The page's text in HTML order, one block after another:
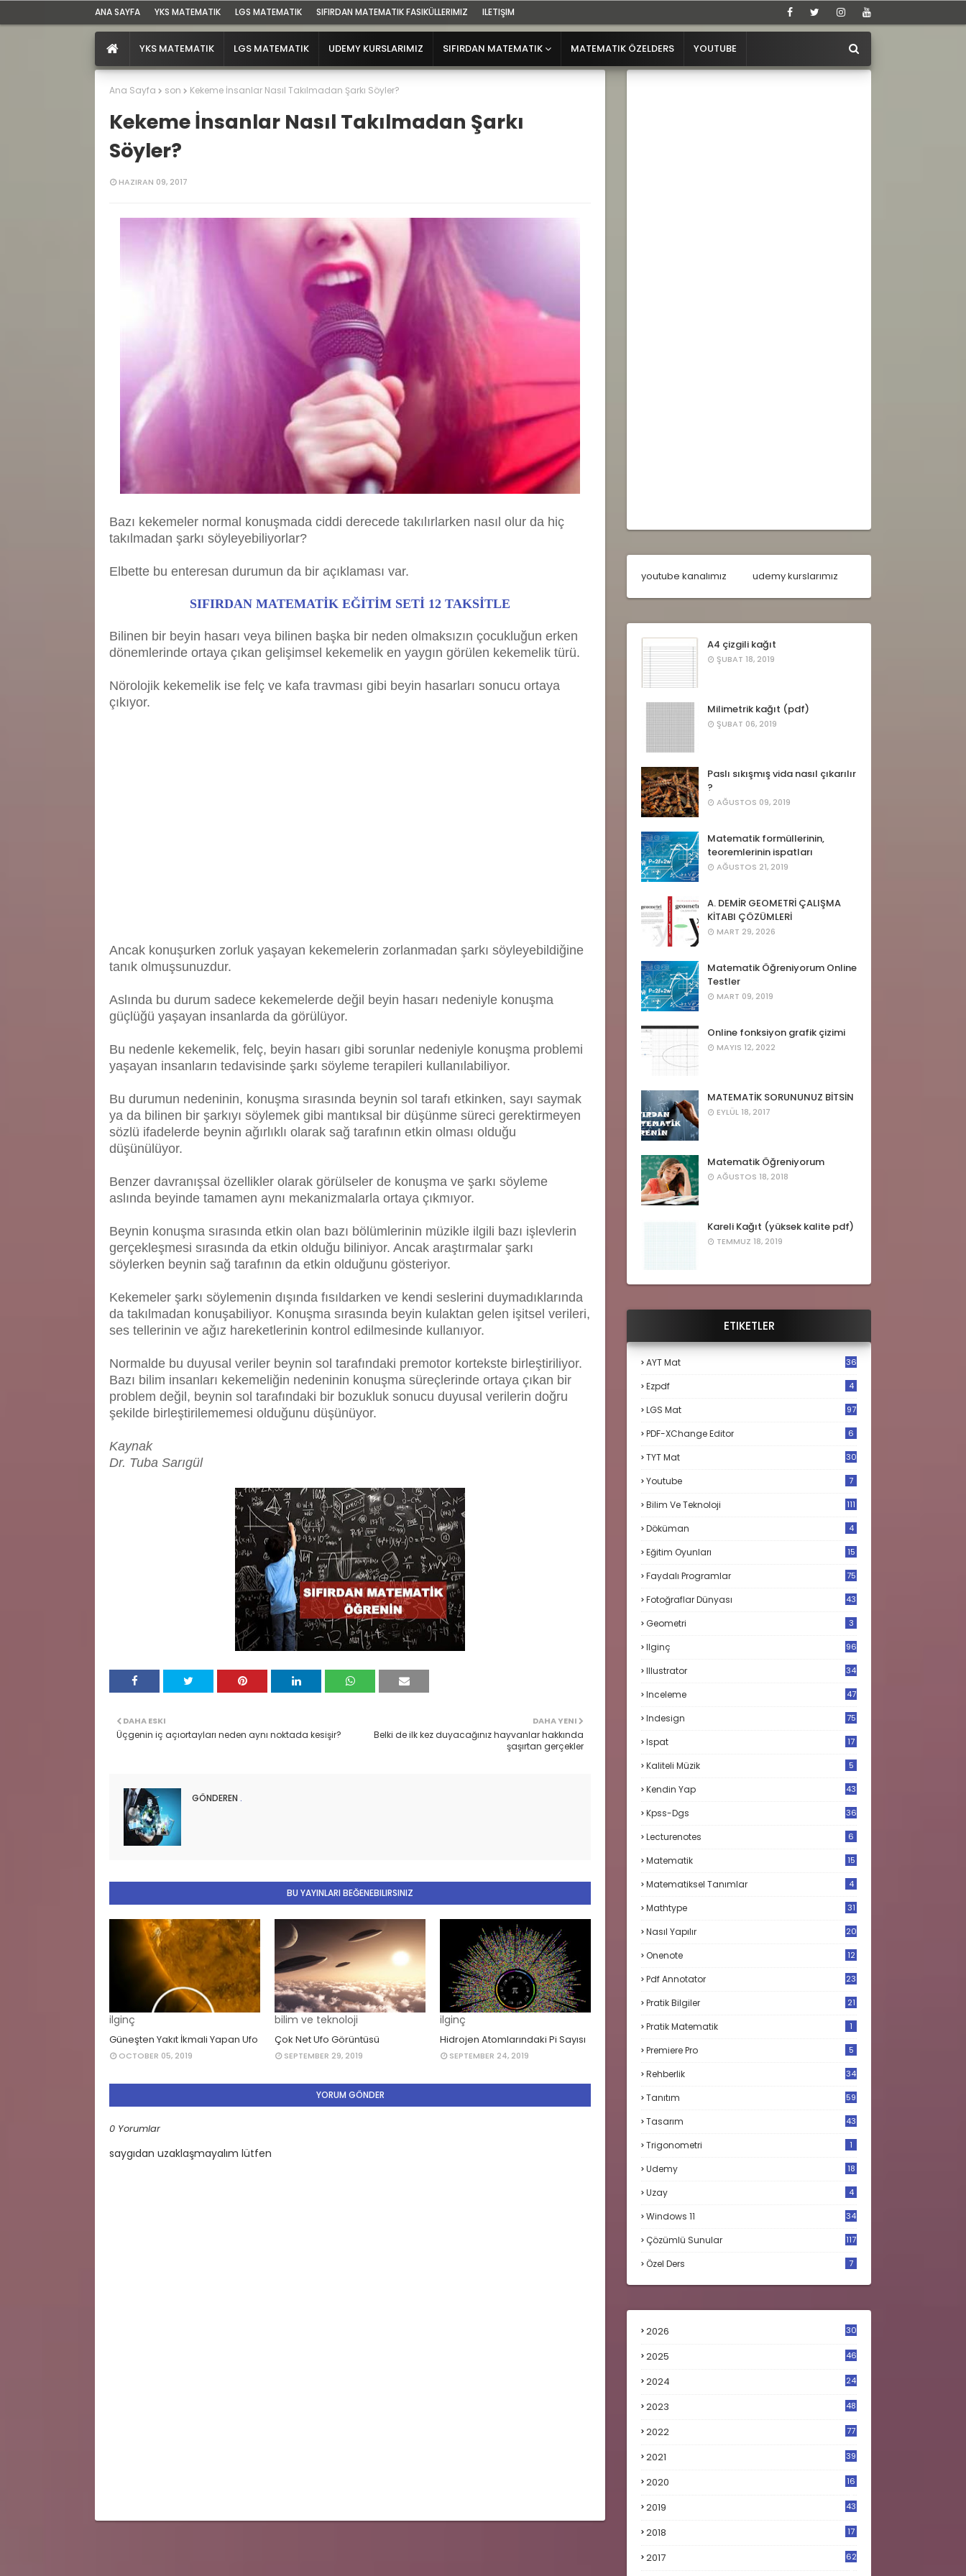
ANA SAYFA YKS MATEMATIK LGS MATEMATIK SIFIRDAN MATEMATIK FASIKÜLLERIMIZ ILETIŞIM
YKS MATEMATIK LGS MATEMATIK UDEMY KURSLARIMIZ SIFIRDAN MATEMATIK MATEMATIK ÖZELDERS YOUTUBE
Ana Sayfa son Kekeme İnsanlar Nasıl Takılmadan Şarkı Söyler?
Kekeme İnsanlar Nasıl Takılmadan Şarkı
Söyler?
HAZIRAN 09, 2017
Bazı kekemeler normal konuşmada ciddi derecede takılırlarken nasıl olur da hiç
takılmadan şarkı söyleyebiliyorlar?
Elbette bu enteresan durumun da bir açıklaması var.
SIFIRDAN MATEMATİK EĞİTİM SETİ 12 TAKSİTLE
Bilinen bir beyin hasarı veya bilinen başka bir neden olmaksızın çocukluğun erken
dönemlerinde ortaya çıkan gelişimsel kekemelik en yaygın görülen kekemelik türü.
Nörolojik kekemelik ise felç ve kafa travması gibi beyin hasarları sonucu ortaya
çıkıyor.
Ancak konuşurken zorluk yaşayan kekemelerin zorlanmadan şarkı söyleyebildiğine
tanık olmuşsunuzdur.
Aslında bu durum sadece kekemelerde değil beyin hasarı nedeniyle konuşma
güçlüğü yaşayan insanlarda da görülüyor.
Bu nedenle kekemelik, felç, beyin hasarı gibi sorunlar nedeniyle konuşma problemi
yaşayan insanların tedavisinde şarkı söyleme terapileri kullanılabiliyor.
Bu durumun nedeninin, konuşma sırasında beynin sol tarafı etkinken, sayı saymak
ya da bilinen bir şarkıyı söylemek gibi mantıksal bir düşünme süreci gerektirmeyen
sözlü ifadelerde beynin ağırlıklı olarak sağ tarafının etkin olması olduğu
düşünülüyor.
Benzer davranışsal özellikler olarak görülseler de konuşma ve şarkı söyleme
aslında beyinde tamamen aynı mekanizmalarla ortaya çıkmıyor.
Beynin konuşma sırasında etkin olan bazı bölümlerinin müzikle ilgili bazı işlevlerin
gerçekleşmesi sırasında da etkin olduğu biliniyor. Ancak araştırmalar şarkı
söylerken beynin sağ tarafının da etkin olduğunu gösteriyor.
Kekemeler şarkı söylemenin dışında fısıldarken ve kendi seslerini duymadıklarında
da takılmadan konuşabiliyor. Konuşma sırasında beyin kulaktan gelen işitsel verileri,
ses tellerinin ve ağız hareketlerinin kontrol edilmesinde kullanıyor.
Normalde bu duyusal veriler beynin sol tarafındaki premotor kortekste birleştiriliyor.
Bazı bilim insanları kekemeliğin nedeninin konuşma süreçlerinde ortaya çıkan bir
problem değil, beynin sol tarafındaki bir bozukluk sonucu duyusal verilerin doğru
şekilde birleştirilememesi olduğunu düşünüyor.
Kaynak
Dr. Tuba Sarıgül
DAHA YENI
Belki de ilk kez duyacağınız hayvanlar hakkında
şaşırtan gerçekler
DAHA ESKI
Üçgenin iç açıortayları neden aynı noktada kesişir?
GÖNDEREN .
BU YAYINLARI BEĞENEBILIRSINIZ
ilginç
Güneşten Yakıt İkmali Yapan Ufo
OCTOBER 05, 2019
bilim ve teknoloji
Çok Net Ufo Görüntüsü
SEPTEMBER 29, 2019
ilginç
Hidrojen Atomlarındaki Pi Sayısı
SEPTEMBER 24, 2019
YORUM GÖNDER
0 Yorumlar
saygıdan uzaklaşmayalım lütfen
youtube kanalımız udemy kurslarımız
A4 çizgili kağıt
ŞUBAT 18, 2019
Milimetrik kağıt (pdf)
ŞUBAT 06, 2019
Paslı sıkışmış vida nasıl çıkarılır
?
AĞUSTOS 09, 2019
Matematik formüllerinin,
teoremlerinin ispatları
AĞUSTOS 21, 2019
A. DEMİR GEOMETRİ ÇALIŞMA
KİTABI ÇÖZÜMLERİ
MART 29, 2026
Matematik Öğreniyorum Online
Testler
MART 09, 2019
Online fonksiyon grafik çizimi
MAYIS 12, 2022
MATEMATİK SORUNUNUZ BİTSİN
EYLÜL 18, 2017
Matematik Öğreniyorum
AĞUSTOS 18, 2018
Kareli Kağıt (yüksek kalite pdf)
TEMMUZ 18, 2019
ETIKETLER
AYT Mat 36
Ezpdf 4
LGS Mat 97
PDF-XChange Editor 6
TYT Mat 30
Youtube 7
Bilim Ve Teknoloji 111
Döküman 4
Eğitim Oyunları 15
Faydalı Programlar 75
Fotoğraflar Dünyası 43
Geometri 3
Ilginç 96
Illustrator 34
Inceleme 47
Indesign 75
Ispat
17
Kaliteli Müzik 5
Kendin Yap 43
Kpss-Dgs 36
Lecturenotes 6
Matematik
15
Matematiksel Tanımlar 4
Mathtype 31
Nasıl Yapılır 20
Onenote 12
Pdf Annotator 23
Pratik Bilgiler 21
Pratik Matematik 1
Premiere Pro 5
Rehberlik 34
Tanıtım 59
Tasarım 43
Trigonometri 1
Udemy 18
Uzay 4
Windows 11 34
Çözümlü Sunular 117
Özel Ders 7
2026 30
2025 46
2024 24
2023
48
2022 77
2021 39
2020
16
2019
43
2018
17
2017
62